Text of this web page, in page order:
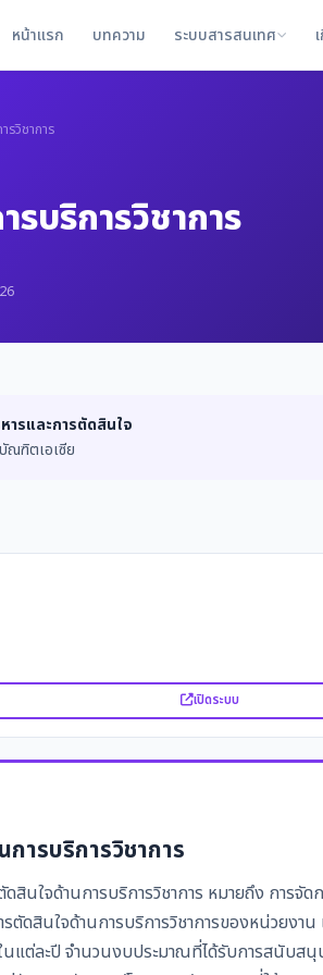
หน้าแรก บทความ ระบบสารสนเทศ
รวิชาการ
รบริการวิชาการ
ารและการตัดสินใจ
ณฑิตเอเซีย
เปิดระบบ
ารบริการวิชาการ
สินใจด้านการบริการวิชาการ หมายถึง การจั
ตัดสินใจด้านการบริการวิชาการของหน่วยงา
ในแต่ละปี จำนวนงบประมาณที่ได้รับการสนับส